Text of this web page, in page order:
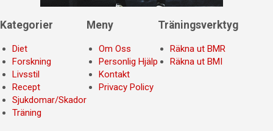
Kategorier
Diet
Forskning
Livsstil
Recept
Sjukdomar/Skador
Träning
Meny
Om Oss
Personlig Hjälp
Kontakt
Privacy Policy
Träningsverktyg
Räkna ut BMR
Räkna ut BMI